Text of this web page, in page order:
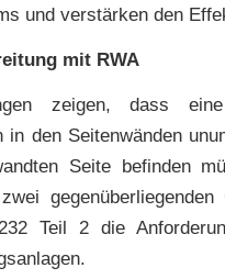
und verstärken den
mit RWA
zeigen, dass
in den Seitenwänden
Seite befinden
Teil 2 die